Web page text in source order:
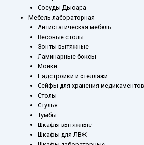
Сосуды Дьюара
Мебель лабораторная
Антистатическая мебель
Весовые столы
Зонты вытяжные
Ламинарные боксы
Мойки
Надстройки и стеллажи
Сейфы для хранения медикаментов
Столы
Стулья
Тумбы
Шкафы вытяжные
Шкафы для ЛВЖ